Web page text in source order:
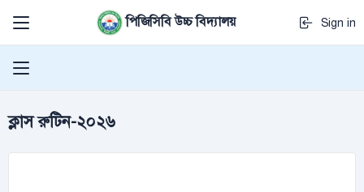
পিজিসিবি উচ্চ বিদ্যালয় Sign in
ক্লাস রুটিন-২০২৬